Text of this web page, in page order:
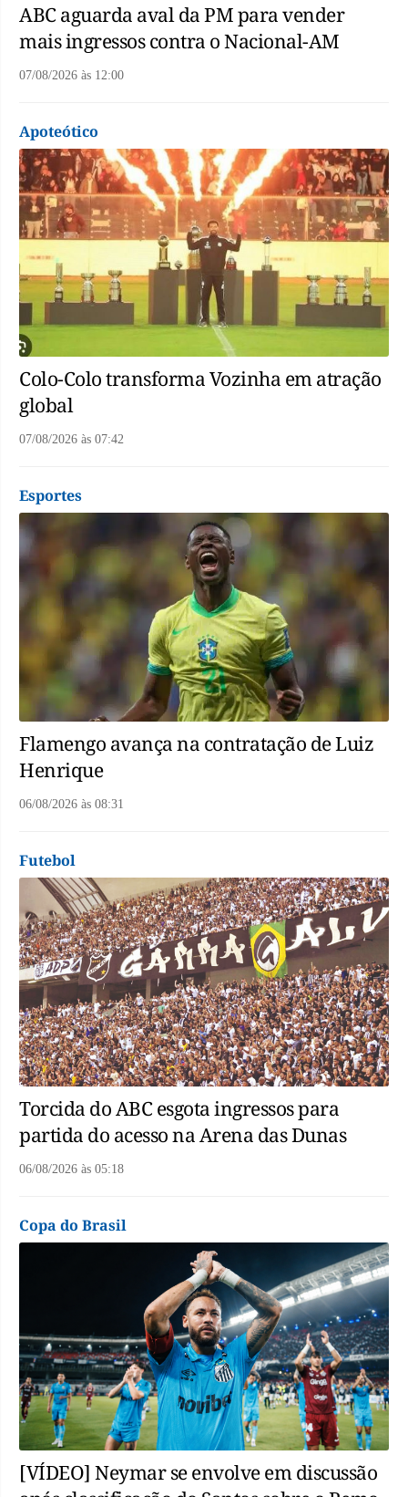
ABC aguarda aval da PM para vender
mais ingressos contra o Nacional-AM
07/08/2026 às 12:00
Apoteótico
Colo-Colo transforma Vozinha em atração
global
07/08/2026 às 07:42
Esportes
Flamengo avança na contratação de Luiz
Henrique
06/08/2026 às 08:31
Futebol
Torcida do ABC esgota ingressos para
partida do acesso na Arena das Dunas
06/08/2026 às 05:18
Copa do Brasil
[VÍDEO] Neymar se envolve em discussão